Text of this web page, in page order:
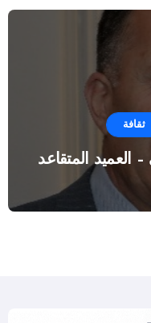
ثقافة
العميد المتقاعد